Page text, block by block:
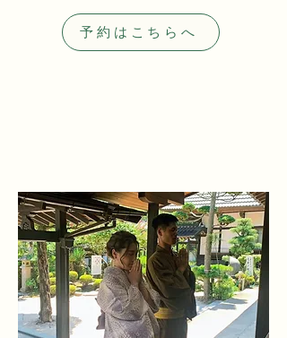
予約はこちらへ